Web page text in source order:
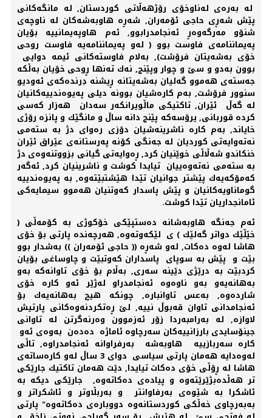
لە بەرەی لەناوخۆی رۆژهەڵاتی كوردستان, لە مانگەكانی
پێش شەڕی حاجی ئۆمەران, شەڕە هاوبەشەكان لە ناوچەی
شنۆو مەرگەوەڕ ئەنجامدرابوو, ئەم هاوپەیمانییە بۆیان
پەیماننامەی فاوست بوو ( لەو پەیماننامەیە فاوست روحی
خۆی بەشەیتان فرۆشت), بەلام فاوستەكانی ئیمە دوایی
بوون بەدو و سێ و چوار وپێنج, نەك تەنها ڕوحی خۆیان بەڵكە
جەستەی هەموو گەلیان بەشەیتانە ڕیشنە دِرندەكەی ئەودیو
سنوور فرۆشت, بەم كارەشیان بوونە دیلی پەیوەندییەكانیان
لە گەڵ ئێران, تاكتیكی ماڵویرانكەر سەدان هەزار كەسی
كردە قوربانی, یرۆسەكە پێنج دانە ساڵ و مانگێك و پانزە رۆژی
خایاند, بەم كارە ناشرینەشیان دۆزی رەوای دژ بە ستەمی
نەتەوایەتی كوردیان لە جەنگی كۆنە پەرستانەی عێراق ئێران
خنكاندو شەڵاڵی خوێنیان كرد, ڕەوایەتی گیانی بزووتنەوەی دژ
بە ستەمی نەتەوەییان تیایدا كوشت و ناشرینیان كرد, ئەگەر
كەمۆكەیەك پێشتر جوانیان تێدا هێشتبێتەوە, بە پەیوەندییە
گوماناویەكانیان و پێش پاسدار كەوتنیان هەموو سیمایەكی
ئامانجداریان تێدا كوشت.
ئەم جەنگە هاوبەشانە دەستپێكی خۆكوژی بە كۆمەڵی (
خێڵێك دواتر گەلێك ) ی لێكەوتەوە, هەرچەندە پارتی بۆ خۆی
هاشا لەوە دەكات, لەو شەڕە (( حاجی ئۆمەران )) بەشدار بوو
بێت و پێش بە سوپای پاسداران كەوتبێت و چاوساغی بۆیان
كردبێت بە درێژی دێینە سەری, بەڵام بۆ خۆی تاوانەكە بەو
بەهانەیەو بەو ناوەوە ئەنجامدراو لەژێر ئەو كارە خۆی
شاردەوە, بەعس تاوانبارە, چونكە هیچ بەهانەیەك بۆ
ئەنجامدانی تاوان قەبوڵ نییە, لێ ڕەتكردنەوەكانی پارتیش
لاوازە, لە بەرامبەردا زۆر ئەزموون وەرنەگرتن لە تاوانی
جینۆسایدی بارزانییەكان سەرچاوە ئاماژە دەدەن بەوەی ئەو
كارە سەربازییە هاوبەشە بەرفراوانە ئەنجامدراوە, تاڵی
لەوەدایە هەمان پارتی سیاسی دوای 3 ساڵ لەو كارەساتەی
هاشا لە ڕۆڵی خۆی دەكات تیایدا, دێت هەمان تاكتیك جارێكی
تر هەڵدەبژێرێتەوە و پیادەی دەكاتەوە, جارێكی دیكە بە
ئاشكرا بە شێوەی بەرفاوانتر و بەربڵاوتر و ئاشكراتر و
بەبەرچاوی خەڵكی كوردستانەوە دووبارەی دەكاتەوە" پارتی